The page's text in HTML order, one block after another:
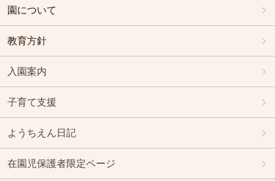
園について
教育方針
入園案内
子育て支援
ようちえん日記
在園児保護者限定ページ